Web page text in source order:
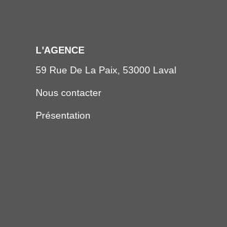
L'AGENCE
59 Rue De La Paix, 53000 Laval
Nous contacter
Présentation